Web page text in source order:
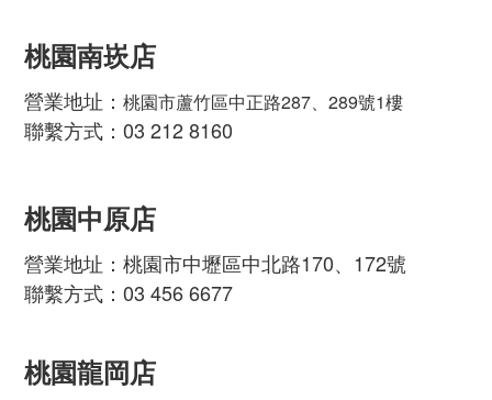
桃園南崁店
營業地址： 桃園市蘆竹區中正路287、289號1樓
聯繫方式：03 212 8160
桃園中原店
營業地址：桃園市中壢區中北路170、172號
聯繫方式：03 456 6677
桃園龍岡店